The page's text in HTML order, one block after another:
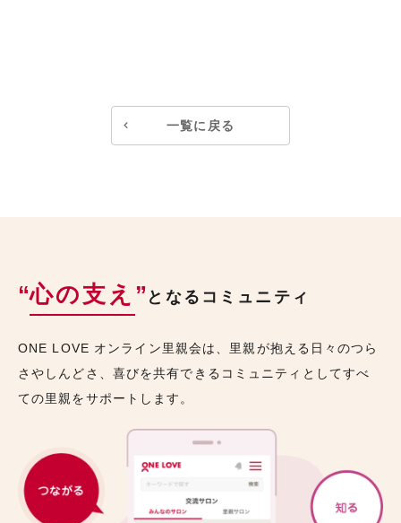
一覧に戻る
“心の支え ” となるコミュニティ
ONE LOVE オンライン里親会は、里親が抱える日々のつら
さやしんどさ、喜びを共有できるコミュニティとしてすべ
ての里親をサポートします。